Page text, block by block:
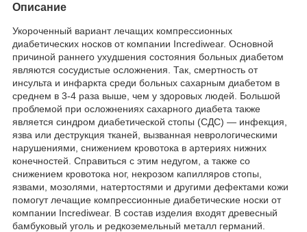
Описание
Укороченный вариант лечащих компрессионных
диабетических носков от компании Incrediwear. Основной
причиной раннего ухудшения состояния больных диабетом
являются сосудистые осложнения. Так, смертность от
инсульта и инфаркта среди больных сахарным диабетом в
среднем в 3-4 раза выше, чем у здоровых людей. Большой
проблемой при осложнениях сахарного диабета также
является синдром диабетической стопы (СДС) — инфекция,
язва или деструкция тканей, вызванная неврологическими
нарушениями, снижением кровотока в артериях нижних
конечностей. Справиться с этим недугом, а также со
снижением кровотока ног, некрозом капилляров стопы,
язвами, мозолями, натертостями и другими дефектами кожи
помогут лечащие компрессионные диабетические носки от
компании Incrediwear. В состав изделия входят древесный
бамбуковый уголь и редкоземельный металл германий.